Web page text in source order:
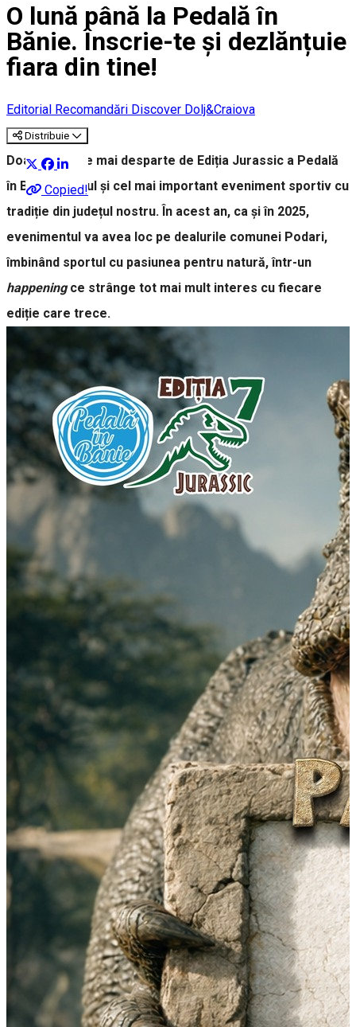
O lună până la Pedală în
Bănie. Înscrie-te și dezlănțuie
fiara din tine!
Editorial Recomandări Discover Dolj&Craiova
Distribuie
Copied!
Doar o lună ne mai desparte de Ediția Jurassic a Pedală
în Bănie, primul și cel mai important eveniment sportiv cu
tradiție din județul nostru. În acest an, ca și în 2025,
evenimentul va avea loc pe dealurile comunei Podari,
îmbinând sportul cu pasiunea pentru natură, într-un
happeningce strânge tot mai mult interes cu fiecare
ediție care trece.